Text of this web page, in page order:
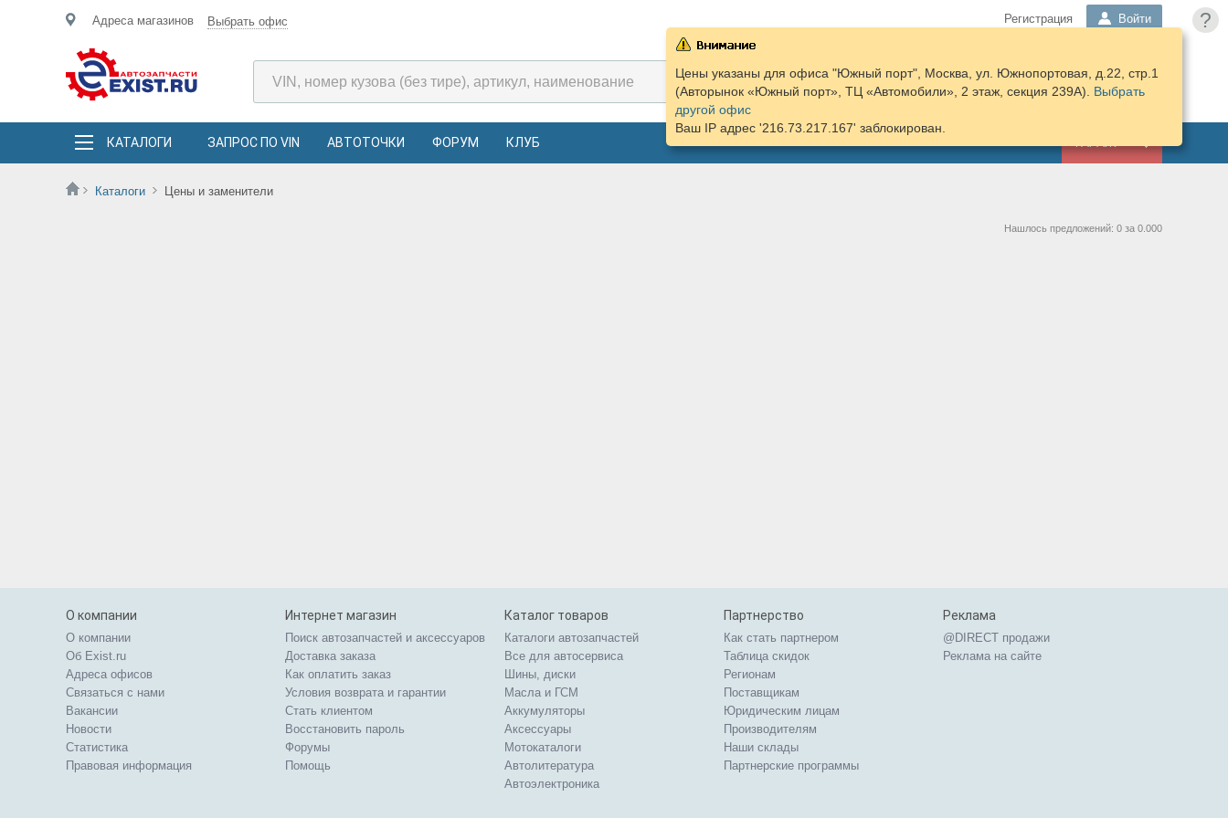
?
Адреса магазинов Выбрать офис Регистрация Войти
КОРЗИНА
ПОДОБРАТЬ
ЗАПЧАСТИ
КАТАЛОГИ ЗАПРОС ПО VIN АВТОТОЧКИ ФОРУМ КЛУБ
Каталоги Цены и заменители
Цены указаны для офиса "Южный порт", Москва, ул. Южнопортовая, д.22, стр.1
(Авторынок «Южный порт», ТЦ «Автомобили», 2 этаж, секция 239А). Выбрать
другой офис
Ваш IP адрес '216.73.217.167' заблокирован.
Нашлось предложений: 0 за 0.000
О компании
О компании
Об Exist.ru
Адреса офисов
Связаться с нами
Вакансии
Новости
Статистика
Правовая информация
Интернет магазин
Поиск автозапчастей и аксессуаров
Доставка заказа
Как оплатить заказ
Условия возврата и гарантии
Стать клиентом
Восстановить пароль
Форумы
Помощь
Каталог товаров
Каталоги автозапчастей
Все для автосервиса
Шины, диски
Масла и ГСМ
Аккумуляторы
Аксессуары
Мотокаталоги
Автолитература
Автоэлектроника
Партнерство
Как стать партнером
Таблица скидок
Регионам
Поставщикам
Юридическим лицам
Производителям
Наши склады
Партнерские программы
Реклама
@DIRECT продажи
Реклама на сайте